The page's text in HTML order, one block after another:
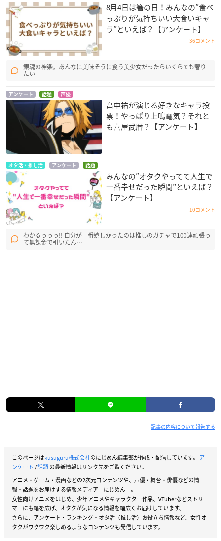
8月4日は箸の日！みんなの”食べ
っぷりが気持ちいい大食いキャ
ラ”といえば？【アンケート】
36コメント
銀魂の神楽。あんなに美味そうに食う美少女だったらいくらても奢り
たい
アンケート 話題 声優
畠中祐が演じる好きなキャラ投
票！やっぱり上鳴電気？それと
も喜屋武暦？【アンケート】
オタ活・推し活 アンケート 話題
みんなの”オタクやってて人生で
一番幸せだった瞬間”といえば？
【アンケート】
10コメント
わかるっっっ!! 自分が一番嬉しかったのは推しのガチャで100連頑張っ
て無課金で引いたん…
記事の内容について報告する
このページはkusuguru株式会社のにじめん編集部が作成・配信しています。 ア
ンケート /話題の最新情報はリンク先をご覧ください。
アニメ・ゲーム・漫画などの2次元コンテンツや、声優・舞台・俳優などの情
報・話題をお届けする情報メディア「にじめん」。
女性向けアニメをはじめ、少年アニメやキャラクター作品、VTuberなどストリー
マーにも幅を広げ、オタクが気になる情報を幅広くお届けしています。
さらに、アンケート・ランキング・オタ活（推し活）お役立ち情報など、女性オ
タクがワクワク楽しめるようなコンテンツも発信しています。